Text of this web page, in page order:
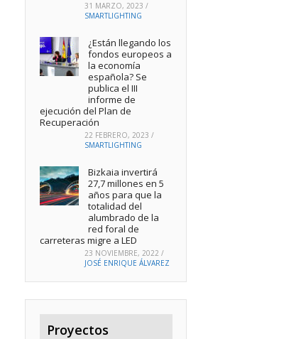
31 MARZO, 2023 /
SMARTLIGHTING
¿Están llegando los
fondos europeos a
la economía
española? Se
publica el III
informe de
ejecución del Plan de
Recuperación
22 FEBRERO, 2023 /
SMARTLIGHTING
Bizkaia invertirá
27,7 millones en 5
años para que la
totalidad del
alumbrado de la
red foral de
carreteras migre a LED
23 NOVIEMBRE, 2022 /
JOSÉ ENRIQUE ÁLVAREZ
Proyectos